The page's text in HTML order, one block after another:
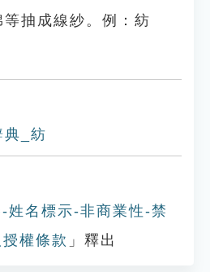
抽成線紗。例：紡
典_紡
姓名標示-非商業性-禁
權條款 」釋出